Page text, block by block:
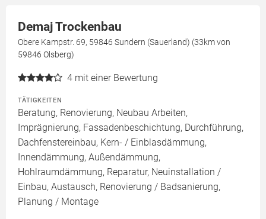
Demaj Trockenbau
Obere Kampstr. 69, 59846 Sundern (Sauerland) (33km von
59846 Olsberg)
4 mit einer Bewertung
TÄTIGKEITEN
Beratung, Renovierung, Neubau Arbeiten,
Imprägnierung, Fassadenbeschichtung, Durchführung,
Dachfenstereinbau, Kern- / Einblasdämmung,
Innendämmung, Außendämmung,
Hohlraumdämmung, Reparatur, Neuinstallation /
Einbau, Austausch, Renovierung / Badsanierung,
Planung / Montage